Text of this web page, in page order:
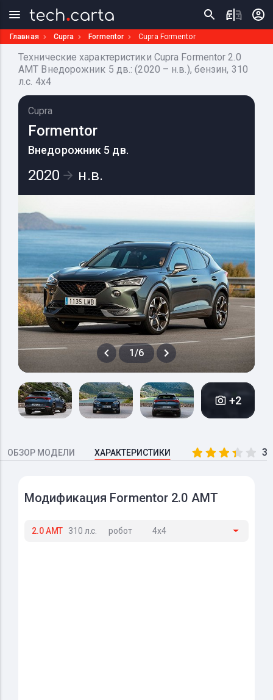
Главная Cupra Formentor Cupra Formentor
Технические характеристики Cupra Formentor 2.0
AMT Внедорожник 5 дв.: (2020 – н.в.), бензин, 310
л.с. 4x4
Cupra
Formentor
Внедорожник 5 дв.
2020 н.в.
1/6
+2
ОБЗОР МОДЕЛИ ХАРАКТЕРИСТИКИ
Модификация Formentor 2.0 AMT
2.0 AMT 310 л.с. робот 4x4